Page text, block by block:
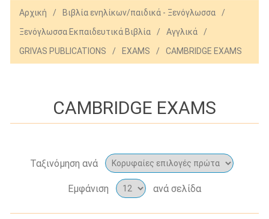
Αρχική / Βιβλία ενηλίκων/παιδικά - Ξενόγλωσσα
/
Ξενόγλωσσα Εκπαιδευτικά Βιβλία
/ Αγγλικά
/
GRIVAS PUBLICATIONS
/ EXAMS / CAMBRIDGE EXAMS
CAMBRIDGE EXAMS
Ταξινόμηση ανά
Εμφάνιση ανά σελίδα